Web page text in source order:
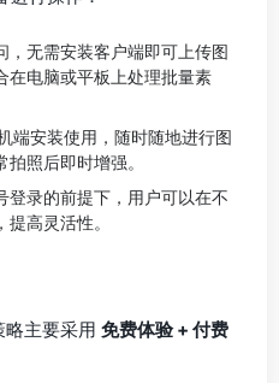
，无需安装客户端即可上传图
在电脑或平板上处理批量素
端安装使用，随时随地进行图
照后即时增强。
登录的前提下，用户可以在不
高灵活性。
主要采用 免费体验 + 付费